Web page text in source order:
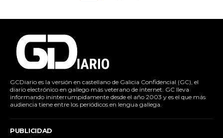
GCDiario es la versión en castellano de Galicia Confidencial (GC), el
diario electrónico en gallego más veterano de internet. GC lleva
informando ininterrumpidamente desde el año 2003 y es el que más
audiencia tiene entre los periódicos en lengua gallega.
PUBLICIDAD